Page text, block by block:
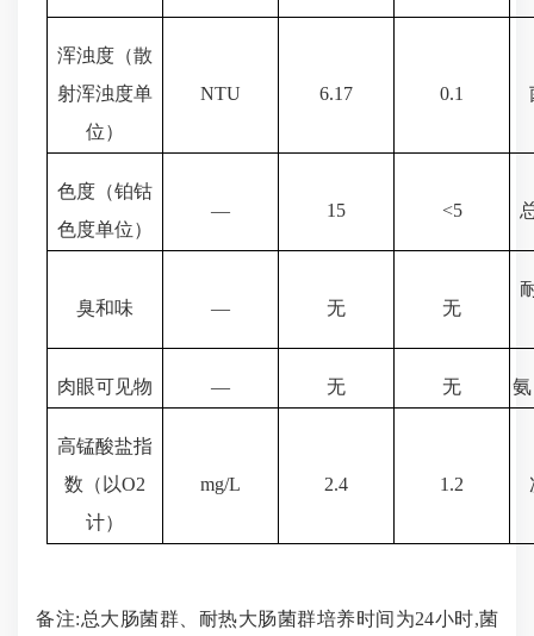
浑浊度（散
射浑浊度单
位）
NTU 6.17 0.1
色度（铂钴
色度单位）
— 15 <5
臭和味 — 无 无
肉眼可见物 — 无 无
高锰酸盐指
数（以O2
计）
mg/L 2.4 1.2
备注:总大肠菌群、耐热大肠菌群培养时间为24小时,菌